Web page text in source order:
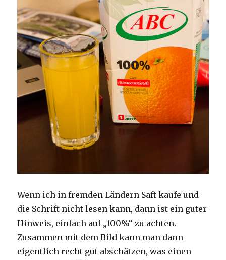
Wenn ich in fremden Ländern Saft kaufe und
die Schrift nicht lesen kann, dann ist ein guter
Hinweis, einfach auf „100%“ zu achten.
Zusammen mit dem Bild kann man dann
eigentlich recht gut abschätzen, was einen